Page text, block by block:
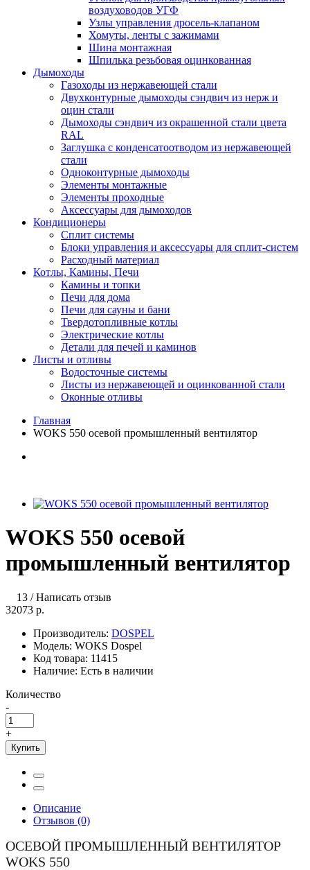
воздуховодов УГФ
Узлы управления дросель-клапаном
Хомуты, ленты с зажимами
Шина монтажная
Шпилька резьбовая оцинкованная
Дымоходы
Газоходы из нержавеющей стали
Двухконтурные дымоходы сэндвич из нерж и
оцин стали
Дымоходы сэндвич из окрашенной стали цвета
RAL
Заглушка с конденсатоотводом из нержавеющей
стали
Одноконтурные дымоходы
Элементы монтажные
Элементы проходные
Аксессуары для дымоходов
Кондиционеры
Сплит системы
Блоки управления и аксессуары для сплит-систем
Расходный материал
Котлы, Камины, Печи
Камины и топки
Печи для дома
Печи для сауны и бани
Твердотопливные котлы
Электрические котлы
Детали для печей и каминов
Листы и отливы
Водосточные системы
Листы из нержавеющей и оцинкованной стали
Оконные отливы
Главная
WOKS 550 осевой промышленный вентилятор
WOKS 550 осевой
промышленный вентилятор
13 /Написать отзыв
32073 р.
Производитель: DOSPEL
Модель: WOKS Dospel
Код товара: 11415
Наличие: Есть в наличии
Количество
-
+
Купить
Описание
Отзывов (0)
ОСЕВОЙ ПРОМЫШЛЕННЫЙ ВЕНТИЛЯТОР
WOKS 550